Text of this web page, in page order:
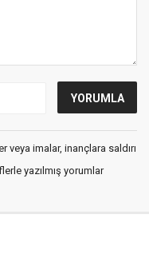
imalar, inançlara saldırı
yazılmış yorumlar